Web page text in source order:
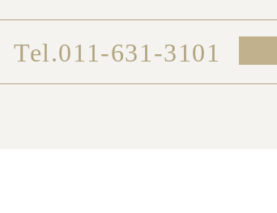
Tel.011-631-3101